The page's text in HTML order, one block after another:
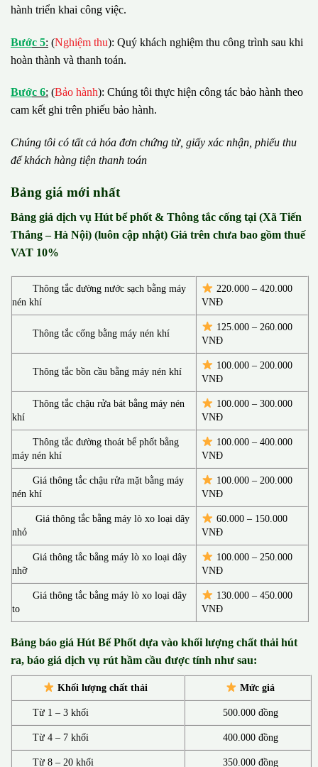
hành triển khai công việc.
Bước 5: (Nghiệm thu): Quý khách nghiệm thu công trình sau khi
hoàn thành và thanh toán.
Bước 6: (Bảo hành): Chúng tôi thực hiện công tác bảo hành theo
cam kết ghi trên phiếu bảo hành.
Chúng tôi có tất cả hóa đơn chứng từ, giấy xác nhận, phiếu thu
đểkhách hàng tiện thanh toán
Bảng giá mới nhất
Bảng giá dịch vụ Hút bể phốt & Thông tắc cống tại (Xã Tiến
Thắng – Hà Nội) (luôn cập nhật) Giá trên chưa bao gồm thuế
VAT 10%
Thông tắc đường nước sạch bằng máy
nén khí
220.000 – 420.000
VNĐ
Thông tắc cống bằng máy nén khí
125.000 – 260.000
VNĐ
Thông tắc bồn cầu bằng máy nén khí
100.000 – 200.000
VNĐ
Thông tắc chậu rửa bát bằng máy nén
khí
100.000 – 300.000
VNĐ
Thông tắc đường thoát bể phốt bằng
máy nén khí
100.000 – 400.000
VNĐ
Giá thông tắc chậu rửa mặt bằng máy
nén khí
100.000 – 200.000
VNĐ
Giá thông tắc bằng máy lò xo loại dây
nhỏ
60.000 – 150.000
VNĐ
Giá thông tắc bằng máy lò xo loại dây
nhỡ
100.000 – 250.000
VNĐ
Giá thông tắc bằng máy lò xo loại dây
to
130.000 –450.000
VNĐ
Bảng báo giá Hút Bể Phốt dựa vào khối lượng chất thải hút
ra, báo giá dịch vụ rút hầm cầu được tính như sau:
Khối lượng chất thải Mức giá
Từ 1 – 3 khối 500.000 đồng
Từ 4 – 7 khối 400.000 đồng
Từ 8 – 20 khối 350.000 đồng